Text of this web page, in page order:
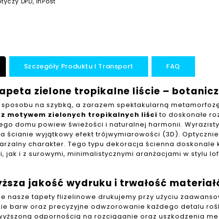
Szczegóły Produktu I Transport FAQ
zielone tropikalne liście –
sposobu na szybką, a zarazem spektakularną
motywem zielonych tropikalnych liści to doskonałe
domu powiew świeżości i naturalnej harmonii.
ścianie wyjątkowy efekt trójwymiarowości (3D).
charakter. Tego typu dekoracja ścienna doskonale
jak i z surowymi, minimalistycznymi aranżacjami w stylu
jakość wydruku i trwałość
nasze tapety flizelinowe drukujemy przy użyciu
barw oraz precyzyjne odwzorowanie każdego detalu
odpornością na rozciąganie oraz uszkodzenia